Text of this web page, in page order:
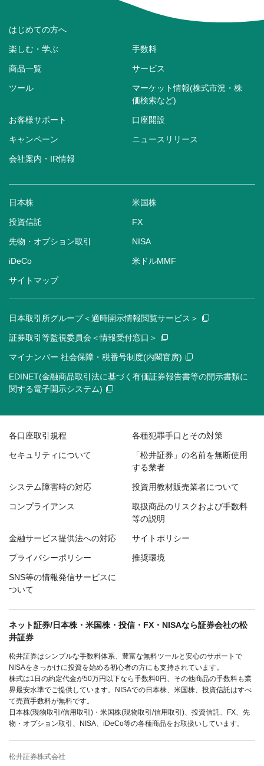
はじめての方へ
楽しむ・学ぶ 手数料
商品一覧 サービス
ツール
マーケット情報(株式市況・株
価検索など)
お客様サポート 口座開設
キャンペーン ニュースリリース
会社案内・IR情報
日本株 米国株
投資信託 FX
先物・オプション取引 NISA
iDeCo 米ドルMMF
サイトマップ
日本取引所グループ＜適時開示情報閲覧サービス＞
証券取引等監視委員会＜情報受付窓口＞
マイナンバー 社会保障・税番号制度(内閣官房)
EDINET(金融商品取引法に基づく有価証券報告書等の開示書類に
関する電子開示システム)
各口座取引規程 各種犯罪手口とその対策
セキュリティについて
「松井証券」の名前を無断使用
する業者
システム障害時の対応 投資用教材販売業者について
コンプライアンス
取扱商品のリスクおよび手数料
等の説明
金融サービス提供法への対応 サイトポリシー
プライバシーポリシー 推奨環境
SNS等の情報発信サービスに
ついて
ネット証券/日本株・米国株・投信・FX・NISAなら証券会社の松
井証券
松井証券はシンプルな手数料体系、豊富な無料ツールと安心のサポートで
NISAをきっかけに投資を始める初心者の方にも支持されています。
株式は1日の約定代金が50万円以下なら手数料0円、その他商品の手数料も業
界最安水準でご提供しています。NISAでの日本株、米国株、投資信託はすべ
て売買手数料が無料です。
日本株(現物取引/信用取引)・米国株(現物取引/信用取引)、投資信託、FX、先
物・オプション取引、NISA、iDeCo等の各種商品をお取扱いしています。
松井証券株式会社